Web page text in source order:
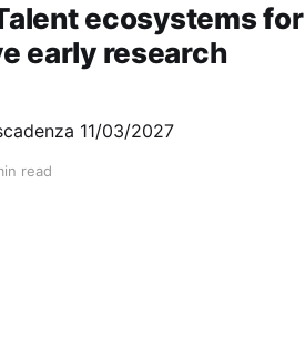
ecosystems for
early research
11/03/2027
read